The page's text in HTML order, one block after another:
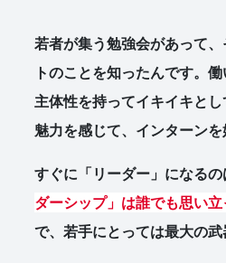
若者が集う勉強会があって
トのことを知ったんです。
主体性を持ってイキイキと
魅力を感じて、インターンを
すぐに「リーダー」になるの
ダーシップ」は誰でも思い
で、若手にとっては最大の武